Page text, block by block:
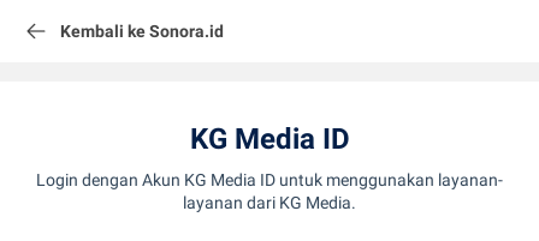
Kembali ke Sonora.id
KG Media ID
Login dengan Akun KG Media ID untuk menggunakan layanan-
layanan dari KG Media.